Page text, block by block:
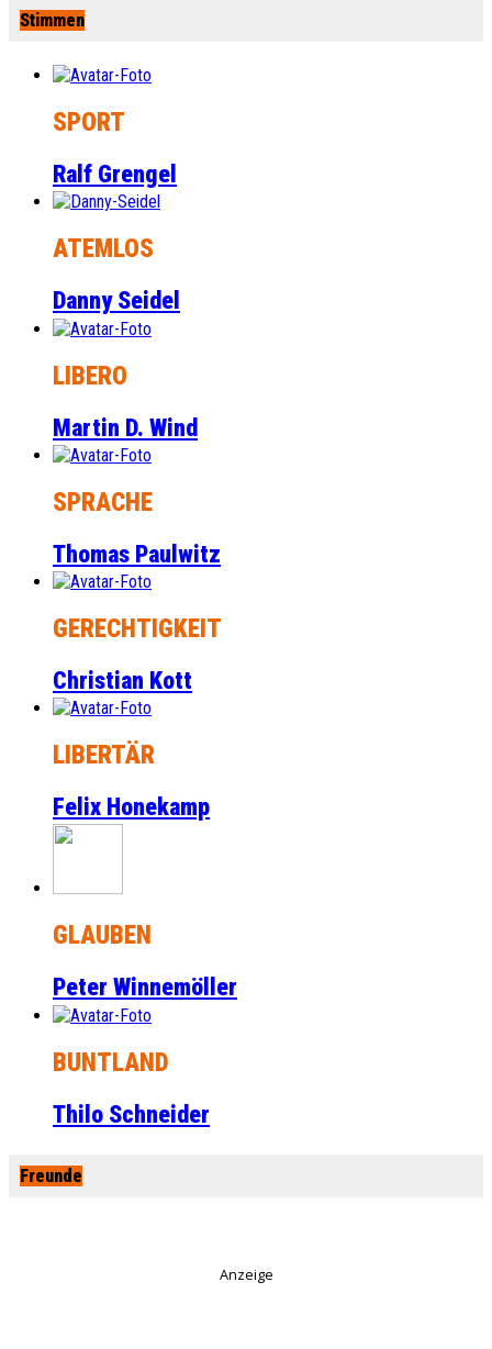
Stimmen
SPORT
Ralf Grengel
ATEMLOS
Danny Seidel
LIBERO
Martin D. Wind
SPRACHE
Thomas Paulwitz
GERECHTIGKEIT
Christian Kott
LIBERTÄR
Felix Honekamp
GLAUBEN
Peter Winnemöller
BUNTLAND
Thilo Schneider
Freunde
Anzeige